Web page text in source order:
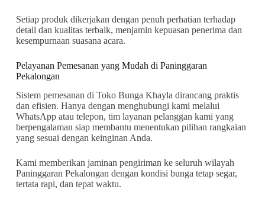
Setiap produk dikerjakan dengan penuh perhatian terhadap
detail dan kualitas terbaik, menjamin kepuasan penerima dan
kesempurnaan suasana acara.
Pelayanan Pemesanan yang Mudah di Paninggaran
Pekalongan
Sistem pemesanan di Toko Bunga Khayla dirancang praktis
dan efisien. Hanya dengan menghubungi kami melalui
WhatsApp atau telepon, tim layanan pelanggan kami yang
berpengalaman siap membantu menentukan pilihan rangkaian
yang sesuai dengan keinginan Anda.
Kami memberikan jaminan pengiriman ke seluruh wilayah
Paninggaran Pekalongan dengan kondisi bunga tetap segar,
tertata rapi, dan tepat waktu.